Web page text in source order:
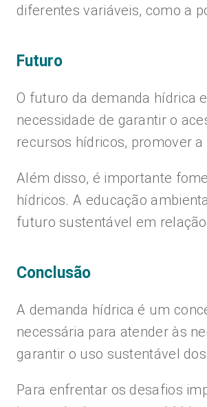
diferentes variáveis, como a
Futuro
O futuro da demanda hídrica
necessidade de garantir o
recursos hídricos, promover
Além disso, é importante
hídricos. A educação
futuro sustentável em
Conclusão
A demanda hídrica é um
necessária para atender às
garantir o uso sustentável
Para enfrentar os desafios